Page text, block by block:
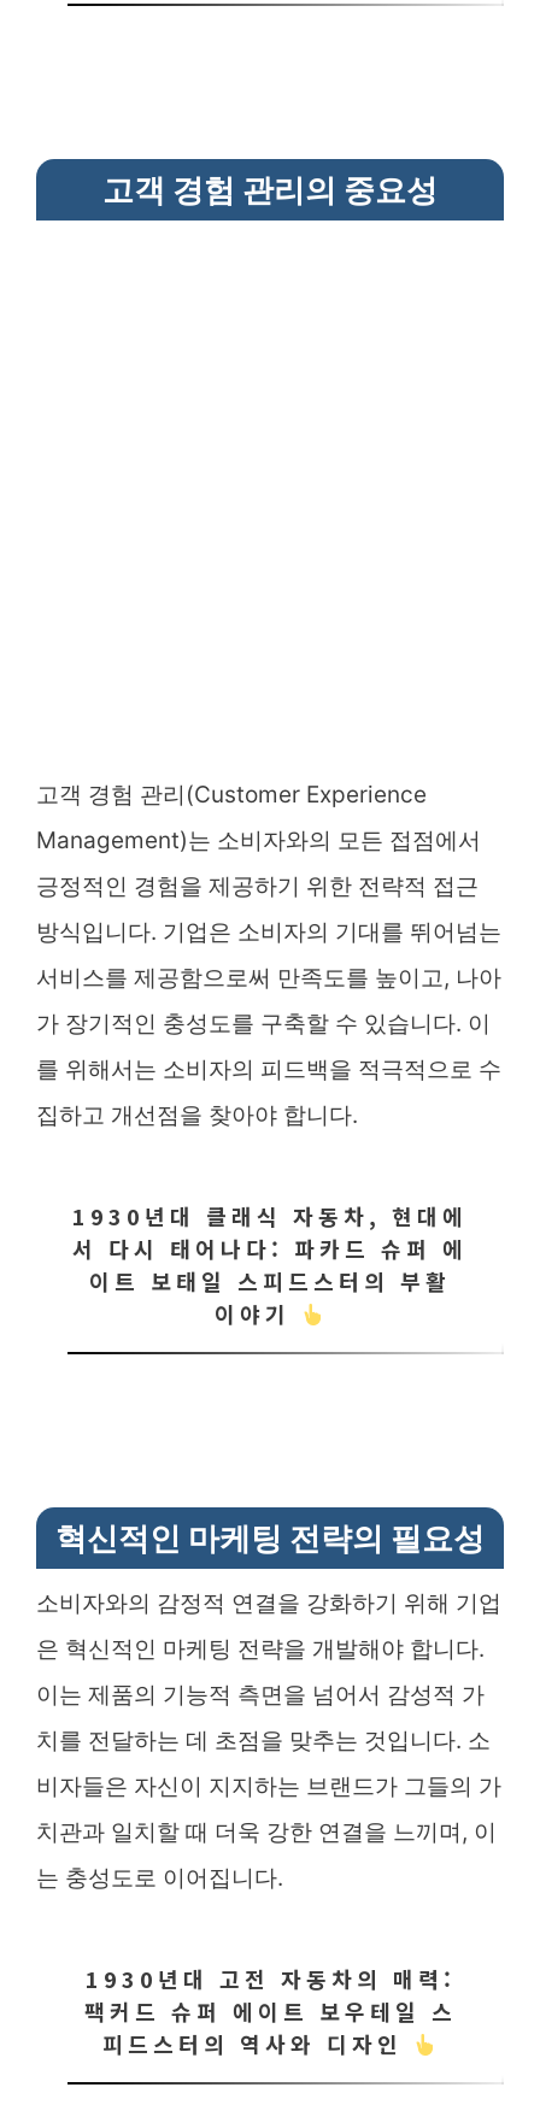
고객 경험 관리의 중요성
고객 경험 관리(Customer Experience
Management)는 소비자와의 모든 접점에서
긍정적인 경험을 제공하기 위한 전략적 접근
방식입니다. 기업은 소비자의 기대를 뛰어넘는
서비스를 제공함으로써 만족도를 높이고, 나아
가 장기적인 충성도를 구축할 수 있습니다. 이
를 위해서는 소비자의 피드백을 적극적으로 수
집하고 개선점을 찾아야 합니다.
1930년대 클래식 자동차, 현대에
서 다시 태어나다: 파카드 슈퍼 에
이트 보태일 스피드스터의 부활
이야기
혁신적인 마케팅 전략의 필요성
소비자와의 감정적 연결을 강화하기 위해 기업
은 혁신적인 마케팅 전략을 개발해야 합니다.
이는 제품의 기능적 측면을 넘어서 감성적 가
치를 전달하는 데 초점을 맞추는 것입니다. 소
비자들은 자신이 지지하는 브랜드가 그들의 가
치관과 일치할 때 더욱 강한 연결을 느끼며, 이
는 충성도로 이어집니다.
1930년대 고전 자동차의 매력:
팩커드 슈퍼 에이트 보우테일 스
피드스터의 역사와 디자인